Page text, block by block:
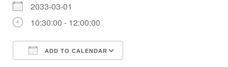
2033-03-01
10:30:00 - 12:00:00
ADD TO CALENDAR